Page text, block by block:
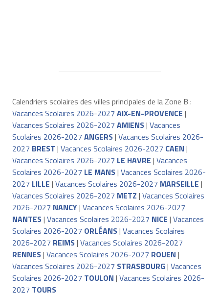
Calendriers scolaires des villes principales de la Zone B :
Vacances Scolaires 2026-2027 AIX-EN-PROVENCE |
Vacances Scolaires 2026-2027 AMIENS| Vacances
Scolaires 2026-2027 ANGERS| Vacances Scolaires 2026-
2027 BREST | Vacances Scolaires 2026-2027 CAEN |
Vacances Scolaires 2026-2027 LE HAVRE | Vacances
Scolaires 2026-2027 LE MANS| Vacances Scolaires 2026-
2027 LILLE | Vacances Scolaires 2026-2027 MARSEILLE |
Vacances Scolaires 2026-2027 METZ | Vacances Scolaires
2026-2027 NANCY| Vacances Scolaires 2026-2027
NANTES| Vacances Scolaires 2026-2027 NICE | Vacances
Scolaires 2026-2027 ORLÉANS| Vacances Scolaires
2026-2027 REIMS| Vacances Scolaires 2026-2027
RENNES| Vacances Scolaires 2026-2027 ROUEN |
Vacances Scolaires 2026-2027 STRASBOURG| Vacances
Scolaires 2026-2027 TOULON | Vacances Scolaires 2026-
2027 TOURS